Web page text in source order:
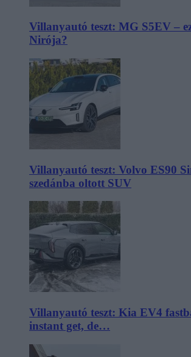
Villanyautó teszt: MG S5EV –
Nirója?
Villanyautó teszt: Volvo ES90
szedánba oltott SUV
Villanyautó teszt: Kia EV4
instant get, de…